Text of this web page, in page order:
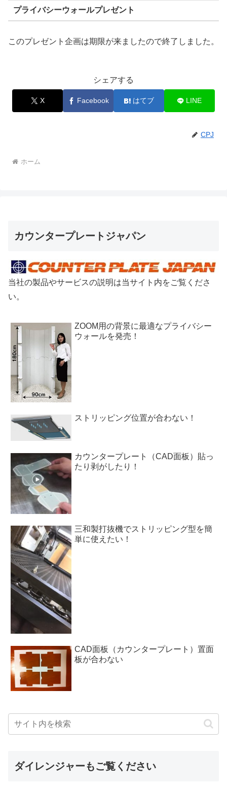
プライバシーウォールプレゼント
このプレゼント企画は期限が来ましたので終了しました。
シェアする
X Facebook はてブ LINE
CPJ
ホーム
カウンタープレートジャパン
当社の製品やサービスの説明は当サイト内をご覧くださ
い。
ZOOM用の背景に最適なプライバシー
ウォールを発売！
ストリッピング位置が合わない！
カウンタープレート（CAD面板）貼っ
たり剥がしたり！
三和製打抜機でストリッピング型を簡
単に使えたい！
CAD面板（カウンタープレート）置面
板が合わない
ダイレンジャーもご覧ください